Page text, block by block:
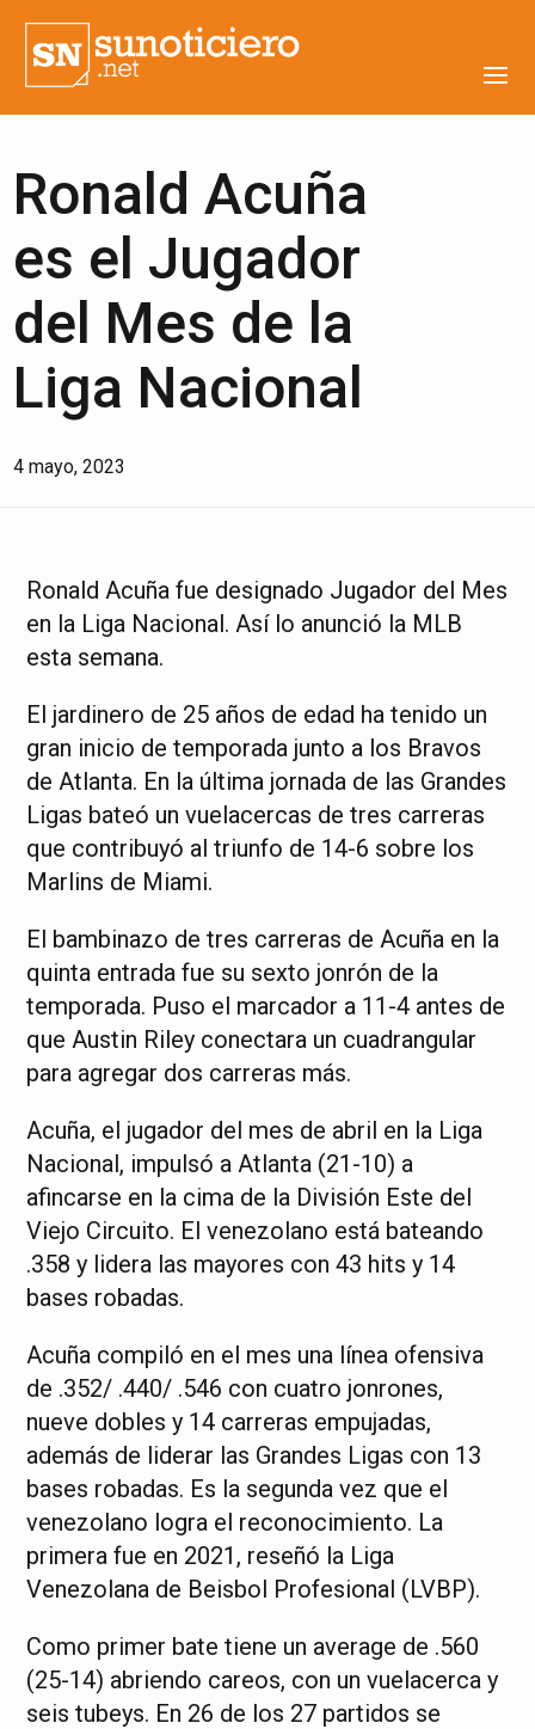
Ronald Acuña
es el Jugador
del Mes de la
Liga Nacional
4 mayo, 2023
Ronald Acuña fue designado Jugador del Mes
en la Liga Nacional. Así lo anunció la MLB
esta semana.
El jardinero de 25 años de edad ha tenido un
gran inicio de temporada junto a los Bravos
de Atlanta. En la última jornada de las Grandes
Ligas bateó un vuelacercas de tres carreras
que contribuyó al triunfo de 14-6 sobre los
Marlins de Miami.
El bambinazo de tres carreras de Acuña en la
quinta entrada fue su sexto jonrón de la
temporada. Puso el marcador a 11-4 antes de
que Austin Riley conectara un cuadrangular
para agregar dos carreras más.
Acuña, el jugador del mes de abril en la Liga
Nacional, impulsó a Atlanta (21-10) a
afincarse en la cima de la División Este del
Viejo Circuito. El venezolano está bateando
.358 y lidera las mayores con 43 hits y 14
bases robadas.
Acuña compiló en el mes una línea ofensiva
de .352/ .440/ .546 con cuatro jonrones,
nueve dobles y 14 carreras empujadas,
además de liderar las Grandes Ligas con 13
bases robadas. Es la segunda vez que el
venezolano logra el reconocimiento. La
primera fue en 2021, reseñó la Liga
Venezolana de Beisbol Profesional (LVBP).
Como primer bate tiene un average de .560
(25-14) abriendo careos, con un vuelacerca y
seis tubeys. En 26 de los 27 partidos se